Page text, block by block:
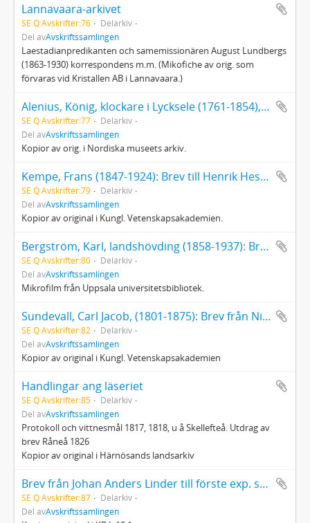
Lannavaara-arkivet
SE Q Avskrifter:76
Delarkiv
Del avAvskriftssamlingen
Laestadianpredikanten och samemissionären August Lundbergs
(1863-1930) korrespondens m.m. (Mikofiche av orig. som
förvaras vid Kristallen AB i Lannavaara.)
Alenius, König, klockare i Lycksele (1761-1854), 47 brev till J. A. Linder åren 1835-1854
SE Q Avskrifter:77
Delarkiv
Del avAvskriftssamlingen
Kopior av orig. i Nordiska museets arkiv.
Kempe, Frans (1847-1924): Brev till Henrik Hesselman m.m.
SE Q Avskrifter:79
Delarkiv
Del avAvskriftssamlingen
Kopior av original i Kungl. Vetenskapsakademien.
Bergström, Karl, landshövding (1858-1937): Brev från FD Paul Hellström
SE Q Avskrifter:80
Delarkiv
Del avAvskriftssamlingen
Mikrofilm från Uppsala universitetsbibliotek.
Sundevall, Carl Jacob, (1801-1875): Brev från Nils Johan Sundelin i Lycksele 1840-1850
SE Q Avskrifter:82
Delarkiv
Del avAvskriftssamlingen
Kopior av original i Kungl. Vetenskapsakademien
Handlingar ang läseriet
SE Q Avskrifter:85
Delarkiv
Del avAvskriftssamlingen
Protokoll och vittnesmål 1817, 1818, u å Skellefteå. Utdrag av
brev Råneå 1826
Kopior av original i Härnösands landsarkiv
Brev från Johan Anders Linder till förste exp. secr. L A Ekman Stockholm ang manuskript till Lappmarksbeskrivningen
SE Q Avskrifter:87
Delarkiv
Del avAvskriftssamlingen